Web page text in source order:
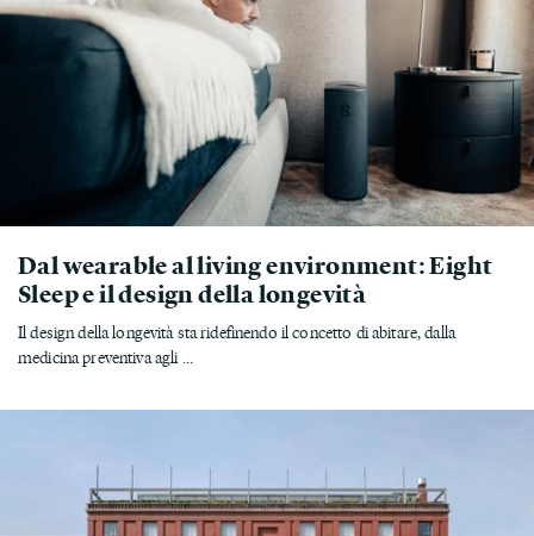
Dal wearable al living environment: Eight
Sleep e il design della longevità
Il design della longevità sta ridefinendo il concetto di abitare, dalla
medicina preventiva agli ...